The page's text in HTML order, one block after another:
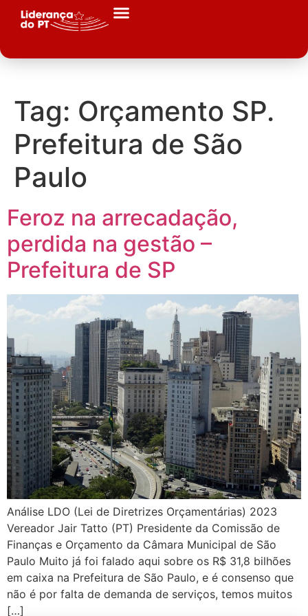
Tag: Orçamento SP.
Prefeitura de São
Paulo
Feroz na arrecadação,
perdida na gestão –
Prefeitura de SP
Análise LDO (Lei de Diretrizes Orçamentárias) 2023
Vereador Jair Tatto (PT) Presidente da Comissão de
Finanças e Orçamento da Câmara Municipal de São
Paulo Muito já foi falado aqui sobre os R$ 31,8 bilhões
em caixa na Prefeitura de São Paulo, e é consenso que
não é por falta de demanda de serviços, temos muitos
[…]